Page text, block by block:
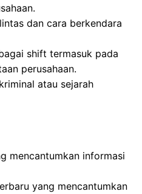
dan cara berkendara
shift termasuk pada
perusahaan.
atau sejarah
mencantumkan informasi
yang mencantumkan